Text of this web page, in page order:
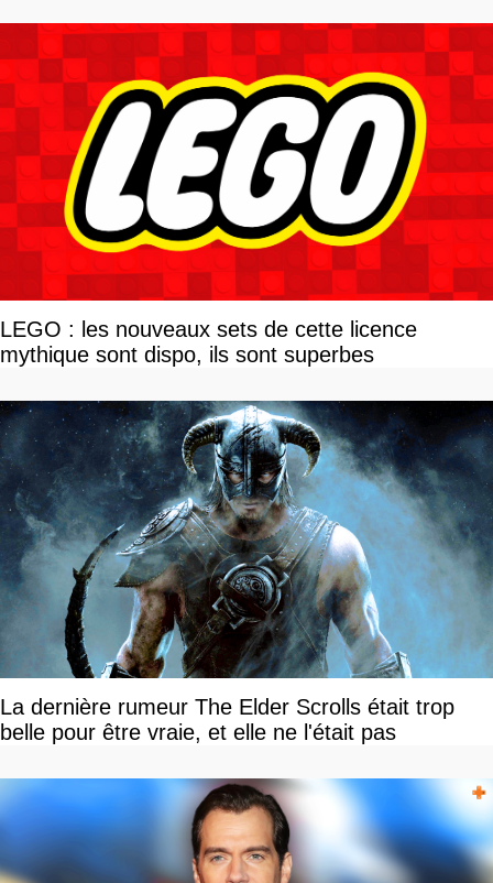
LEGO : les nouveaux sets de cette licence
mythique sont dispo, ils sont superbes
La dernière rumeur The Elder Scrolls était trop
belle pour être vraie, et elle ne l'était pas